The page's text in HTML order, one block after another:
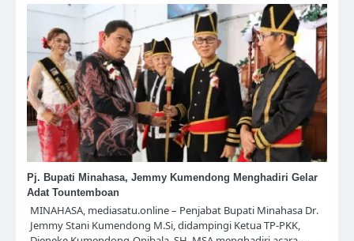
Pj. Bupati Minahasa, Jemmy Kumendong Menghadiri Gelar
Adat Tountemboan
MINAHASA, mediasatu.online – Penjabat Bupati Minahasa Dr.
Jemmy Stani Kumendong M.Si, didampingi Ketua TP-PKK,